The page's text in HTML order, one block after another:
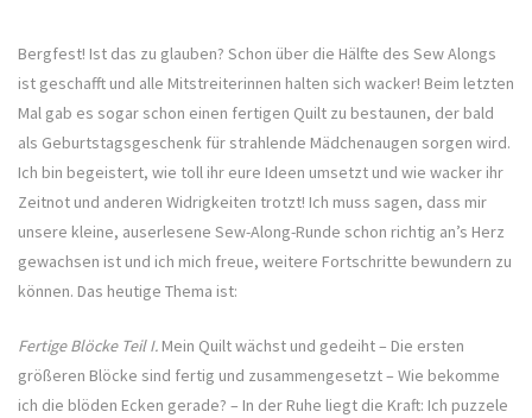
Bergfest! Ist das zu glauben? Schon über die Hälfte des Sew Alongs
ist geschafft und alle Mitstreiterinnen halten sich wacker! Beim letzten
Mal gab es sogar schon einen fertigen Quilt zu bestaunen, der bald
als Geburtstagsgeschenk für strahlende Mädchenaugen sorgen wird.
Ich bin begeistert, wie toll ihr eure Ideen umsetzt und wie wacker ihr
Zeitnot und anderen Widrigkeiten trotzt! Ich muss sagen, dass mir
unsere kleine, auserlesene Sew-Along-Runde schon richtig an’s Herz
gewachsen ist und ich mich freue, weitere Fortschritte bewundern zu
können. Das heutige Thema ist:
Fertige Blöcke Teil I. Mein Quilt wächst und gedeiht – Die ersten
größeren Blöcke sind fertig und zusammengesetzt – Wie bekomme
ich die blöden Ecken gerade? – In der Ruhe liegt die Kraft: Ich puzzele